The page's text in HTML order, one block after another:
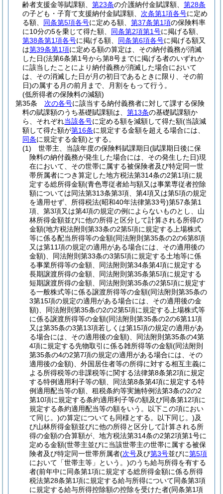
齢者支援金等賦課額、 第23条の介護納付金賦課額、 第28条
の子ども・子育て支援納付金賦課額、 次条第1項各号に定め
る額、 同条第5項各号に定める額、 第37条第1項の保険料率
に10分の5を乗じて得た額、 同条第2項第1号に掲げる額、
第38条第1項各号に掲げる額、 同条第6項各号に掲げる額又
は第39条第1項に定める額の算定は、その納付義務が消滅
した日(法第6条第1号から第8号までに掲げる者のいずれか
に該当したことにより納付義務が消滅した場合において
は、その消滅した日が月の初日であるときに限り、その前
日)の属する月の前月まで、月割をもって行う。
(低所得者の保険料の減額)
第35条
次の各号に該当する納付義務者に対して課する保険
料の賦課額のうち基礎賦課額は、 第13条の基礎賦課額か
ら、それぞれ当該各号に定める額を減額して得た額(当該減
額して得た額が第16条に規定する金額を超える場合には、
同条に規定する金額)とする。
(1)
世帯主、当該年度の保険料賦課期日(賦課期日後に保
険料の納付義務が発生した場合には、その発生した日)現
在において、その世帯に属する被保険者及び特定同一世
帯所属者につき算定した地方税法第314条の2第1項に規
定する総所得金額(青色専従者給与額又は事業専従者控除
額については同法第313条第3項、第4項又は第5項の規定
を適用せず、所得税法(昭和40年法律第33号)第57条第1
項、第3項又は第4項の規定の例によらないものとし、山
林所得金額並びに他の所得と区分して計算される所得の
金額(地方税法附則第33条の2第5項に規定する上場株式
等に係る配当所得等の金額(同法附則第35条の2の6第8項
又は第11項の規定の適用がある場合には、その適用後の
金額) 、同法附則第33条の3第5項に規定する土地等に係
る事業所得等の金額、同法附則第34条第4項に規定する
長期譲渡所得の金額、同法附則第35条第5項に規定する
短期譲渡所得の金額、同法附則第35条の2第5項に規定す
る一般株式等に係る譲渡所得等の金額(同法附則第35条の
3第15項の規定の適用がある場合には、その適用後の金
額) 、同法附則第35条の2の2第5項に規定する上場株式等
に係る譲渡所得等の金額(同法附則第35条の2の6第11項
又は第35条の3第13項若しくは第15項の規定の適用があ
る場合には、その適用後の金額) 、同法附則第35条の4第
4項に規定する先物取引に係る雑所得等の金額(同法附則
第35条の4の2第7項の規定の適用がある場合には、その
適用後の金額) 、外国居住者等の所得に対する相互主義に
よる所得税等の非課税等に関する法律第8条第2項に規定
する特例適用利子等の額、同法第8条第4項に規定する特
例適用配当等の額、租税条約等実施特例法第3条の2の2
第10項に規定する条約適用利子等の額及び同条第12項に
規定する条約適用配当等の額をいう。以下この項におい
て同じ。)の算定についても同様とする。以下同じ。)及
び山林所得金額並びに他の所得と区分して計算される所
得の金額の合算額が、地方税法第314条の2第2項第1号に
定める金額(世帯主並びに当該世帯主の世帯に属する被保
険者及び特定同一世帯所属者(次号及び第3号並びに第5項
において「世帯主等」という。)のうち給与所得を有する
者(前年中に同条第1項に規定する総所得金額に係る所得
税法第28条第1項に規定する給与所得について同条第3項
に規定する給与所得控除額の控除を受けた者(同条第1項